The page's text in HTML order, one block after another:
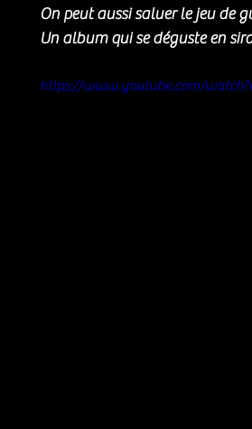
On peut aussi saluer le jeu de
Un album qui se déguste en
https://www.youtube.com/